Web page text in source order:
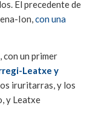
El precedente de
Ion,con una
con un primer
Leatxe y
iruritarras, y los
y Leatxe